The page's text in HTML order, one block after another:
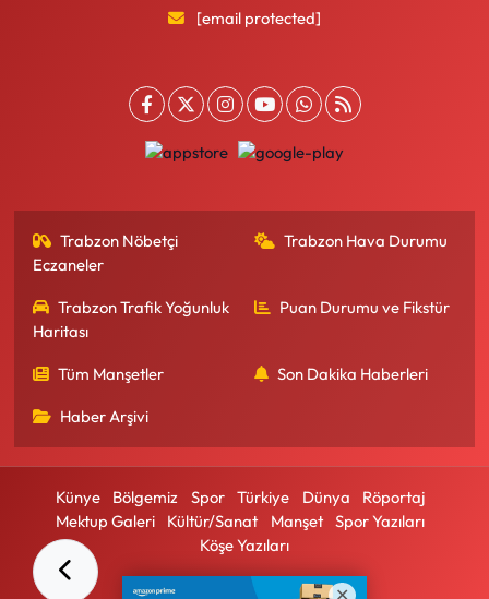
[email protected]
Trabzon Nöbetçi
Eczaneler
Trabzon Hava Durumu
Trabzon Trafik Yoğunluk
Haritası
Puan Durumu ve Fikstür
Tüm Manşetler Son Dakika Haberleri
Haber Arşivi
Künye Bölgemiz Spor Türkiye Dünya
Röportaj
Mektup Galeri
Kültür/Sanat Manşet
Spor Yazıları
Köşe Yazıları